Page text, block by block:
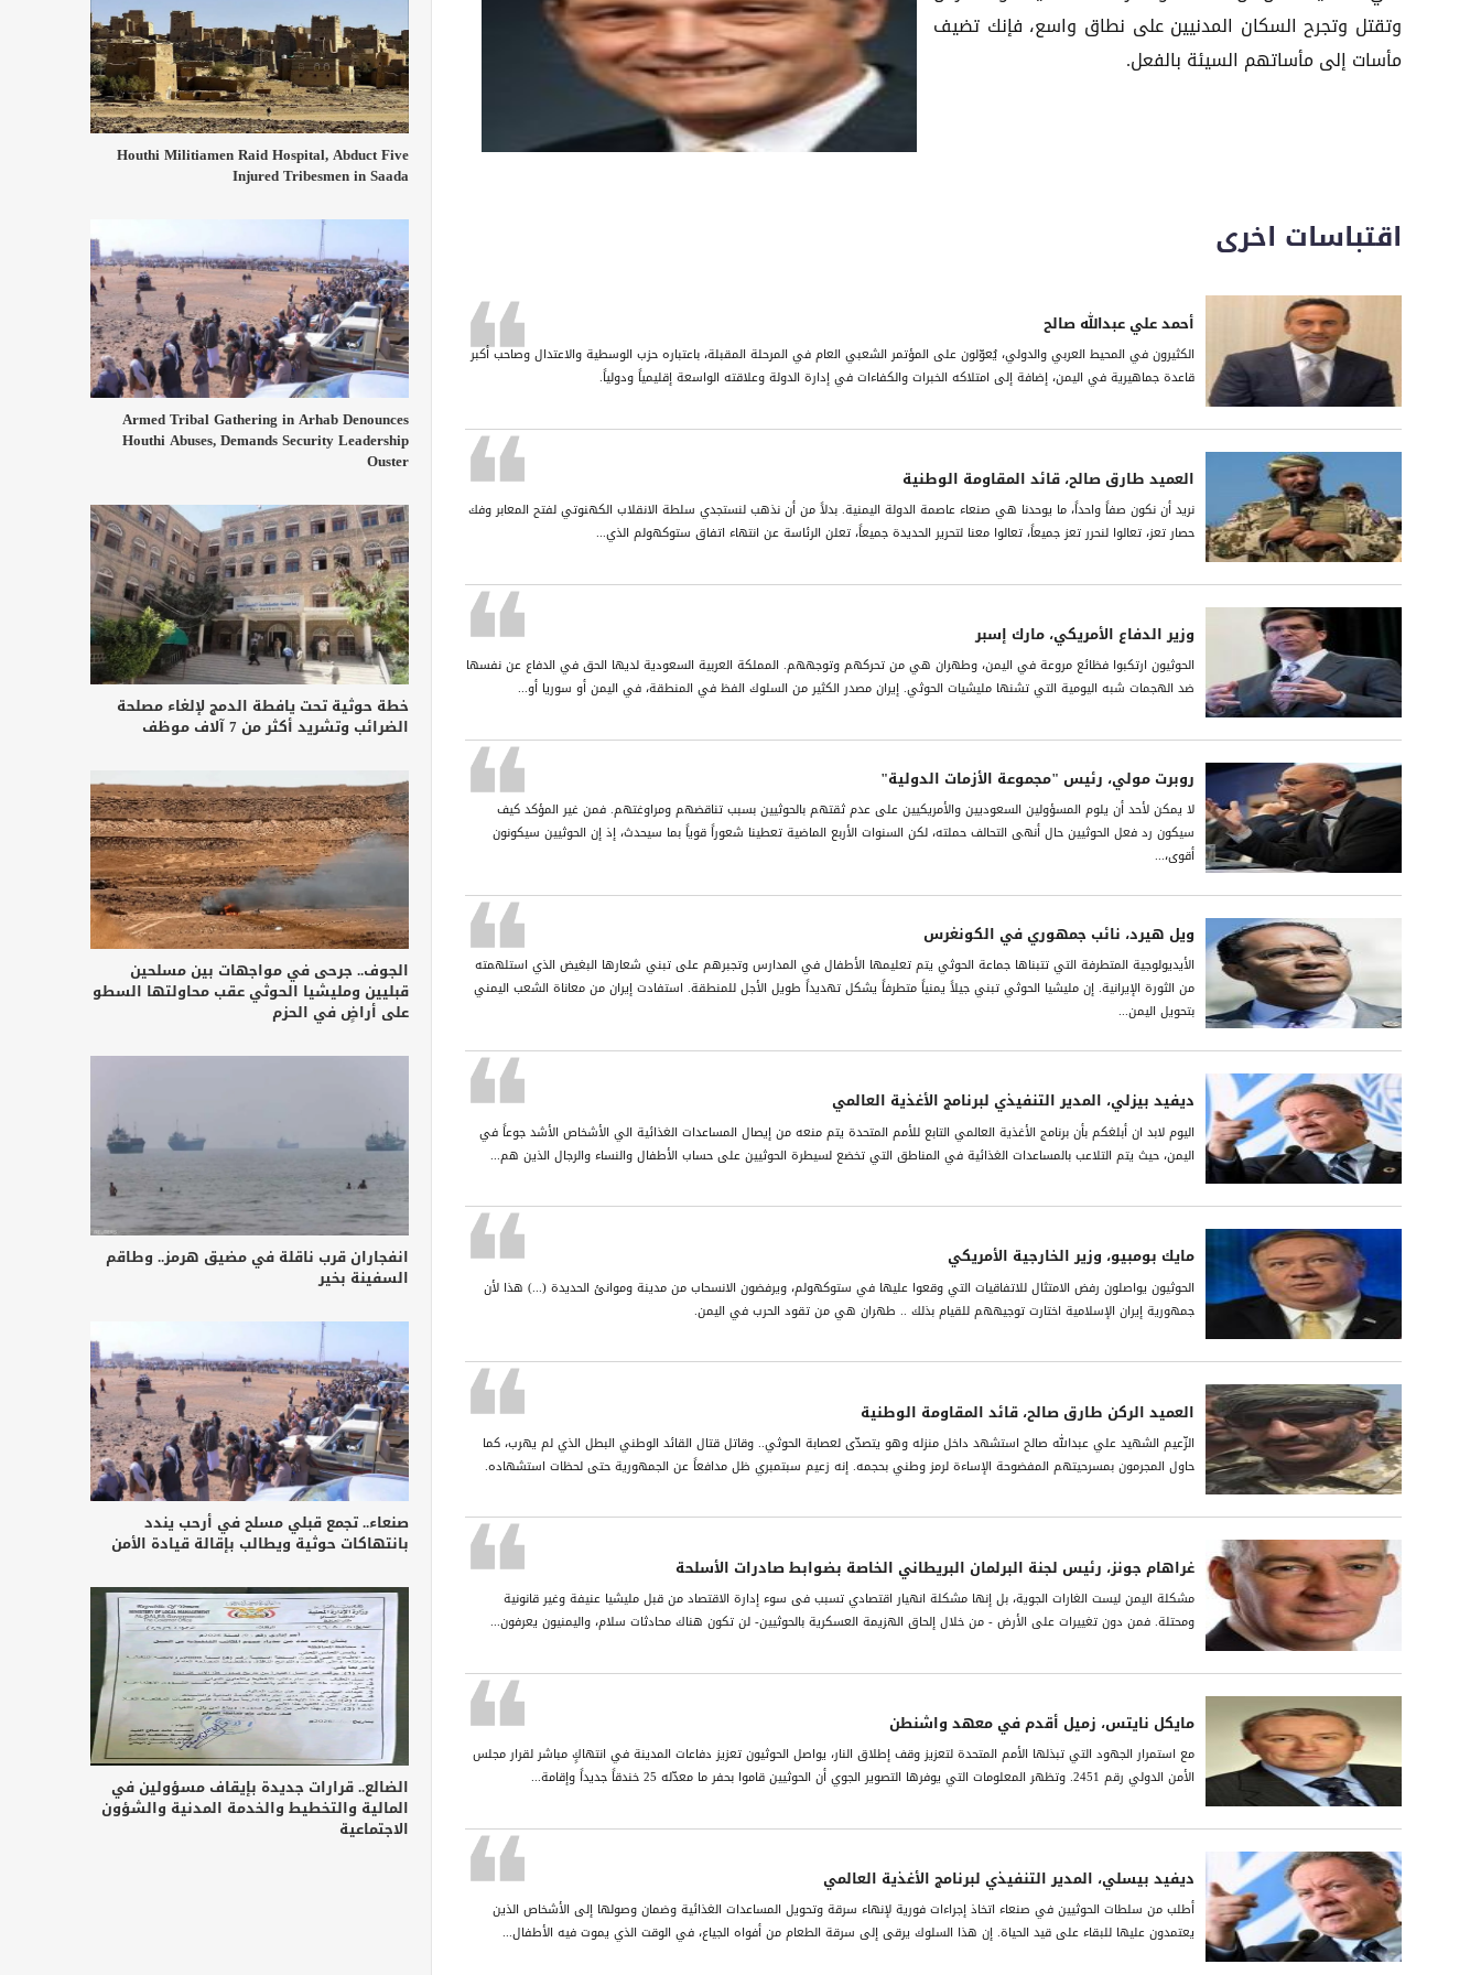
وتقتل وتجرح السكان المدنيين على نطاق واسع، فإنك تضيف
مأسات إلى مأساتهم السيئة بالفعل.
اقتباسات اخرى
أحمد علي عبدالله صالح
الكثيرون في المحيط العربي والدولي، يُعوّلون على المؤتمر الشعبي العام في المرحلة المقبلة، باعتباره حزب الوسطية والاعتدال وصاحب أكبر
قاعدة جماهيرية في اليمن، إضافة إلى امتلاكه الخبرات والكفاءات في إدارة الدولة وعلاقته الواسعة إقليمياً ودولياً.
العميد طارق صالح، قائد المقاومة الوطنية
نريد أن نكون صفاً واحداً، ما يوحدنا هي صنعاء عاصمة الدولة اليمنية. بدلاً من أن نذهب لنستجدي سلطة الانقلاب الكهنوتي لفتح المعابر وفك
حصار تعز، تعالوا لنحرر تعز جميعاً، تعالوا معنا لتحرير الحديدة جميعاً، تعلن الرئاسة عن انتهاء اتفاق ستوكهولم الذي...
وزير الدفاع الأمريكي، مارك إسبر
الحوثيون ارتكبوا فظائع مروعة في اليمن، وطهران هي من تحركهم وتوجههم. المملكة العربية السعودية لديها الحق في الدفاع عن نفسها
ضد الهجمات شبه اليومية التي تشنها مليشيات الحوثي. إيران مصدر الكثير من السلوك الفظ في المنطقة، في اليمن أو سوريا أو...
روبرت مولي، رئيس "مجموعة الأزمات الدولية"
لا يمكن لأحد أن يلوم المسؤولين السعوديين والأمريكيين على عدم ثقتهم بالحوثيين بسبب تناقضهم ومراوغتهم. فمن غير المؤكد كيف
سيكون رد فعل الحوثيين حال أنهى التحالف حملته، لكن السنوات الأربع الماضية تعطينا شعوراً قوياً بما سيحدث، إذ إن الحوثيين سيكونون
أقوى،...
ويل هيرد، نائب جمهوري في الكونغرس
الأيديولوجية المتطرفة التي تتبناها جماعة الحوثي يتم تعليمها الأطفال في المدارس وتجبرهم على تبني شعارها البغيض الذي استلهمته
من الثورة الإيرانية. إن مليشيا الحوثي تبني جيلاً يمنياً متطرفاً يشكل تهديداً طويل الأجل للمنطقة. استفادت إيران من معاناة الشعب اليمني
بتحويل اليمن...
ديفيد بيزلي، المدير التنفيذي لبرنامج الأغذية العالمي
اليوم لابد ان أبلغكم بأن برنامج الأغذية العالمي التابع للأمم المتحدة يتم منعه من إيصال المساعدات الغذائية الي الأشخاص الأشد جوعاً في
اليمن، حيث يتم التلاعب بالمساعدات الغذائية في المناطق التي تخضع لسيطرة الحوثيين على حساب الأطفال والنساء والرجال الذين هم...
مايك بومبيو، وزير الخارجية الأمريكي
الحوثيون يواصلون رفض الامتثال للاتفاقيات التي وقعوا عليها في ستوكهولم، ويرفضون الانسحاب من مدينة وموانئ الحديدة (...) هذا لأن
جمهورية إيران الإسلامية اختارت توجيههم للقيام بذلك .. طهران هي من تقود الحرب في اليمن.
العميد الركن طارق صالح، قائد المقاومة الوطنية
الزّعيم الشهيد علي عبدالله صالح استشهد داخل منزله وهو يتصدّى لعصابة الحوثي.. وقاتل قتال القائد الوطني البطل الذي لم يهرب، كما
حاول المجرمون بمسرحيتهم المفضوحة الإساءة لرمز وطني بحجمه. إنه زعيم سبتمبري ظل مدافعاً عن الجمهورية حتى لحظات استشهاده.
غراھام جونز، رئیس لجنة البرلمان البریطاني الخاصة بضوابط صادرات الأسلحة
مشكلة الیمن لیست الغارات الجویة، بل إنھا مشكلة انھیار اقتصادي تسبب فی سوء إدارة الاقتصاد من قبل ملیشیا عنیفة وغیر قانونیة
ومحتلة. فمن دون تغییرات على الأرض - من خلال إلحاق الھزیمة العسكریة بالحوثیین- لن تكون ھناك محادثات سلام، والیمنیون یعرفون...
مايكل نايتس، زميل أقدم في معهد واشنطن
مع استمرار الجهود التي تبذلها الأمم المتحدة لتعزيز وقف إطلاق النار، يواصل الحوثيون تعزيز دفاعات المدينة في انتهاكٍ مباشر لقرار مجلس
الأمن الدولي رقم 2451. وتظهر المعلومات التي يوفرها التصوير الجوي أن الحوثيين قاموا بحفر ما معدّله 25 خندقاً جديداً وإقامة...
ديفيد بيسلي، المدير التنفيذي لبرنامج الأغذية العالمي
أطلب من سلطات الحوثيين في صنعاء اتخاذ إجراءات فورية لإنهاء سرقة وتحويل المساعدات الغذائية وضمان وصولها إلى الأشخاص الذين
يعتمدون عليها للبقاء على قيد الحياة. إن هذا السلوك يرقى إلى سرقة الطعام من أفواه الجياع، في الوقت الذي يموت فيه الأطفال...
Houthi Militiamen Raid Hospital, Abduct Five
Injured Tribesmen in Saada
Armed Tribal Gathering in Arhab Denounces
Houthi Abuses, Demands Security Leadership
Ouster
خطة حوثية تحت يافطة الدمج لإلغاء مصلحة
الضرائب وتشريد أكثر من 7 آلاف موظف
الجوف.. جرحى في مواجهات بين مسلحين
قبليين ومليشيا الحوثي عقب محاولتها السطو
على أراضٍ في الحزم
انفجاران قرب ناقلة في مضيق هرمز.. وطاقم
السفينة بخير
صنعاء.. تجمع قبلي مسلح في أرحب يندد
بانتهاكات حوثية ويطالب بإقالة قيادة الأمن
الضالع.. قرارات جديدة بإيقاف مسؤولين في
المالية والتخطيط والخدمة المدنية والشؤون
الاجتماعية